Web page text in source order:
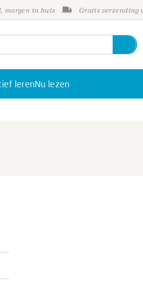
morgen in huis Gratis verzending
lerenNu lezen